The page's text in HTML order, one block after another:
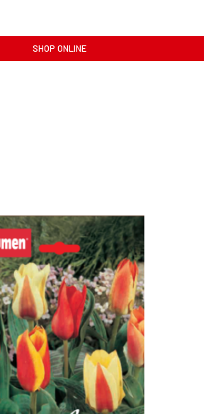
SHOP ONLINE